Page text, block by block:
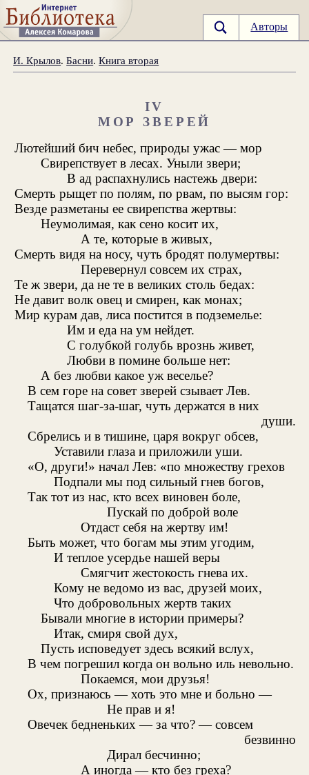
Авторы
И. Крылов.Басни.Книга вторая
IV
МОР ЗВЕРЕЙ
Лютейший бич небес, природы ужас — мор
Свирепствует в лесах. Уныли звери;
В ад распахнулись настежь двери:
Смерть рыщет по полям, по рвам, по высям гор:
Везде разметаны ее свирепства жертвы:
Неумолимая, как сено косит их,
А те, которые в живых,
Смерть видя на носу, чуть бродят полумертвы:
Перевернул совсем их страх,
Те ж звери, да не те в великих столь бедах:
Не давит волк овец и смирен, как монах;
Мир курам дав, лиса постится в подземелье:
Им и еда на ум нейдет.
С голубкой голубь врознь живет,
Любви в помине больше нет:
А без любви какое уж веселье?
В сем горе на совет зверей сзывает Лев.
Тащатся шаг-за-шаг, чуть держатся в них
души.
Сбрелись и в тишине, царя вокруг обсев,
Уставили глаза и приложили уши.
«О, други!» начал Лев: «по множеству грехов
Подпали мы под сильный гнев богов,
Так тот из нас, кто всех виновен боле,
Пускай по доброй воле
Отдаст себя на жертву им!
Быть может, что богам мы этим угодим,
И теплое усердье нашей веры
Смягчит жестокость гнева их.
Кому не ведомо из вас, друзей моих,
Что добровольных жертв таких
Бывали многие в истории примеры?
Итак, смиря свой дух,
Пусть исповедует здесь всякий вслух,
В чем погрешил когда он вольно иль невольно.
Покаемся, мои друзья!
Ох, признаюсь — хоть это мне и больно —
Не прав и я!
Овечек бедненьких — за что? — совсем
безвинно
Дирал бесчинно;
А иногда — кто без греха?